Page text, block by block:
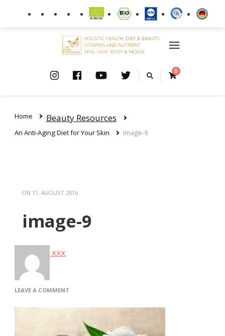
0
Home Beauty Resources
An Anti-Aging Diet for Your Skin image-9
ON 11. AUGUST 2016
image-9
xxx
LEAVE A COMMENT
9